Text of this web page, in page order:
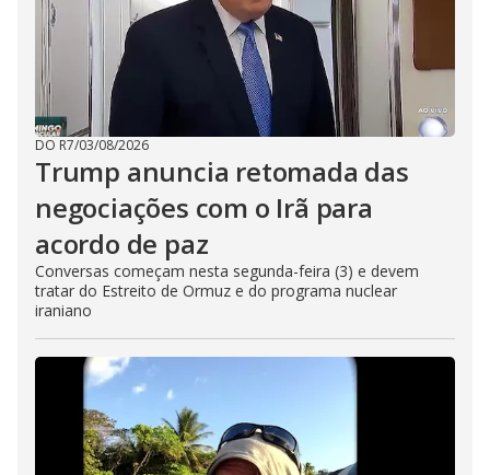
DO R7/03/08/2026
Trump anuncia retomada das
negociações com o Irã para
acordo de paz
Conversas começam nesta segunda-feira (3) e devem
tratar do Estreito de Ormuz e do programa nuclear
iraniano